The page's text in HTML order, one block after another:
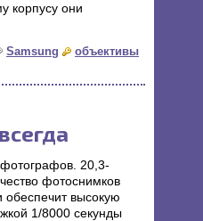
корпусу они
Samsung объективы
20,3-
фотоснимков
обеспечит высокую
1/8000 секунды